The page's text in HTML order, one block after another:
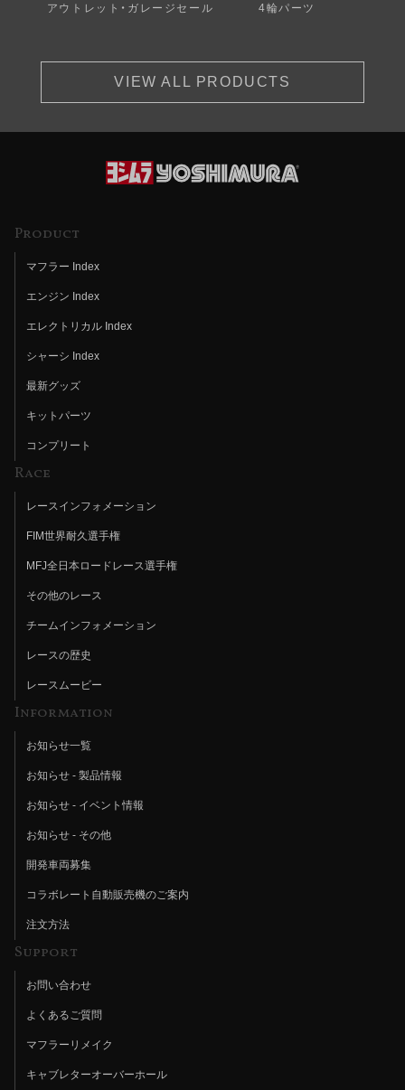
アウトレット・ガレージセール 4輪パーツ
VIEW ALL PRODUCTS
Product
マフラー Index
エンジン Index
エレクトリカル Index
シャーシ Index
最新グッズ
キットパーツ
コンプリート
Race
レースインフォメーション
FIM世界耐久選手権
MFJ全日本ロードレース選手権
その他のレース
チームインフォメーション
レースの歴史
レースムービー
Information
お知らせ一覧
お知らせ - 製品情報
お知らせ - イベント情報
お知らせ - その他
開発車両募集
コラボレート自動販売機のご案内
注文方法
Support
お問い合わせ
よくあるご質問
マフラーリメイク
キャブレターオーバーホール